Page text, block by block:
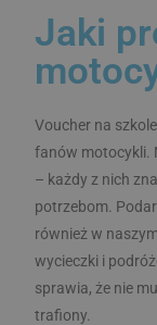
Jaki
Voucher na
fanów motocykli.
– każdy z nich
potrzebom.
również w
wycieczki i
sprawia, że nie
trafiony.